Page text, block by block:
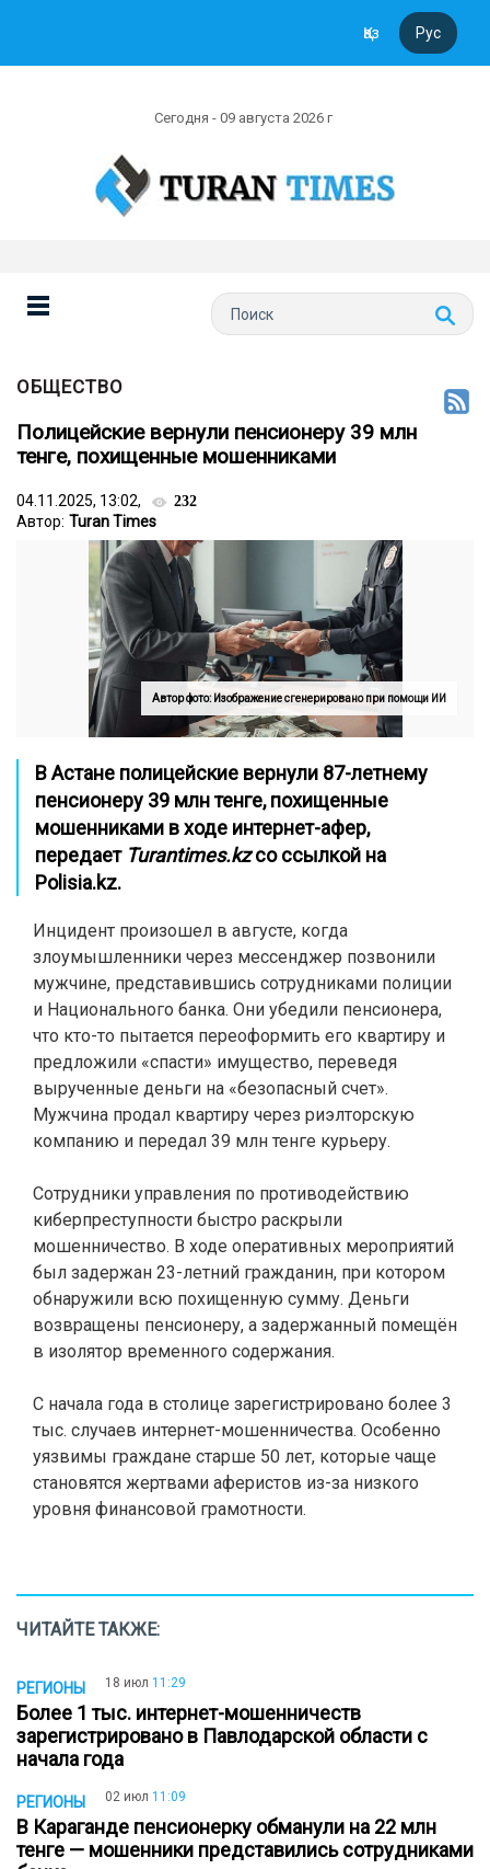
Қаз Рус
Сегодня - 09 августа 2026 г
ОБЩЕСТВО
Полицейские вернули пенсионеру 39 млн
тенге, похищенные мошенниками
04.11.2025, 13:02, 232
Автор: Turan Times
Автор фото: Изображение сгенерировано при помощи ИИ
В Астане полицейские вернули 87-летнему
пенсионеру 39 млн тенге, похищенные
мошенниками в ходе интернет-афер,
передает Turantimes.kzсо ссылкой на
Polisia.kz.
Инцидент произошел в августе, когда
злоумышленники через мессенджер позвонили
мужчине, представившись сотрудниками полиции
и Национального банка. Они убедили пенсионера,
что кто-то пытается переоформить его квартиру и
предложили «спасти» имущество, переведя
вырученные деньги на «безопасный счет».
Мужчина продал квартиру через риэлторскую
компанию и передал 39 млн тенге курьеру.
Сотрудники управления по противодействию
киберпреступности быстро раскрыли
мошенничество. В ходе оперативных мероприятий
был задержан 23-летний гражданин, при котором
обнаружили всю похищенную сумму. Деньги
возвращены пенсионеру, а задержанный помещён
в изолятор временного содержания.
С начала года в столице зарегистрировано более 3
тыс. случаев интернет-мошенничества. Особенно
уязвимы граждане старше 50 лет, которые чаще
становятся жертвами аферистов из-за низкого
уровня финансовой грамотности.
ЧИТАЙТЕ ТАКЖЕ:
РЕГИОНЫ 18 июл 11:29
Более 1 тыс. интернет-мошенничеств
зарегистрировано в Павлодарской области с
начала года
РЕГИОНЫ 02 июл 11:09
В Караганде пенсионерку обманули на 22 млн
тенге — мошенники представились сотрудниками